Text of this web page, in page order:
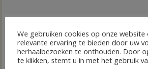
We gebruiken cookies op onze
relevante ervaring te bieden door uw
herhaalbezoeken te onthouden. Door
te klikken, stemt u in met het gebruik